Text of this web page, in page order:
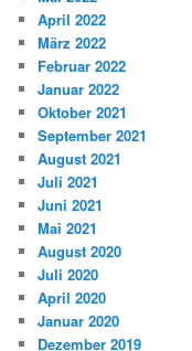
April 2022
März 2022
Februar 2022
Januar 2022
Oktober 2021
September 2021
August 2021
Juli 2021
Juni 2021
Mai 2021
August 2020
Juli 2020
April 2020
Januar 2020
Dezember 2019